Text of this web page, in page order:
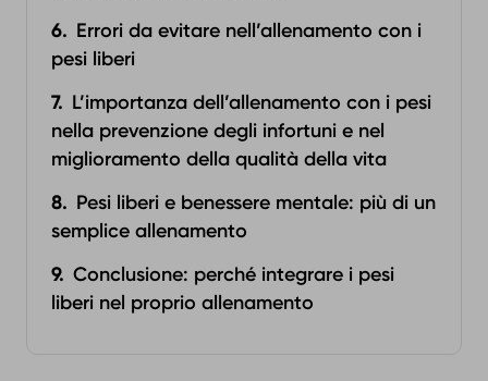
Errori da evitare nell’allenamento con i
pesi liberi
L’importanza dell’allenamento con i pesi
nella prevenzione degli infortuni e nel
miglioramento della qualità della vita
Pesi liberi e benessere mentale: più di un
semplice allenamento
Conclusione: perché integrare i pesi
liberi nel proprio allenamento